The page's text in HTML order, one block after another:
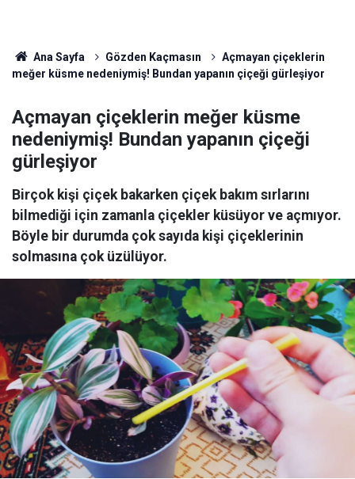
Ana Sayfa Gözden Kaçmasın
Açmayan çiçeklerin
meğer küsme nedeniymiş! Bundan yapanın çiçeği gürleşiyor
Açmayan çiçeklerin meğer küsme
nedeniymiş! Bundan yapanın çiçeği
gürleşiyor
Birçok kişi çiçek bakarken çiçek bakım sırlarını
bilmediği için zamanla çiçekler küsüyor ve açmıyor.
Böyle bir durumda çok sayıda kişi çiçeklerinin
solmasına çok üzülüyor.